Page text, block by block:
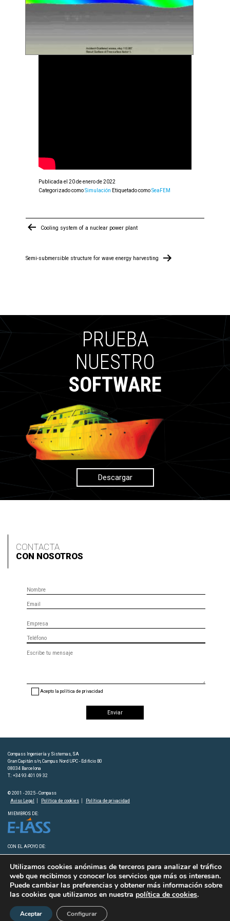
Publicada el 20 de enero de 2022
Categorizado comoSimulación Etiquetado comoSeaFEM
Navegación
Cooling system of a nuclear power plant
Semi-submersible structure for wave energy harvesting
PRUEBA
NUESTRO
SOFTWARE
Descargar
CONTACTA
CON NOSOTROS
(opcional)
Acepto la política de privacidad
Compass Ingeniería y Sistemas, SA
Gran Capitán s/n, Campus Nord UPC - Edificio B0
08034 Barcelona
T.: +34 93 401 09 32
© 2001 - 2025 - Compass
Aviso Legal
Política de cookies Política de privacidad
MIEMBROS DE:
CON EL APOYO DE:
Utilizamos cookies anónimas de terceros para analizar el tráfico
web que recibimos y conocer los servicios que más os interesan.
Puede cambiar las preferencias y obtener más información sobre
las cookies que utilizamos en nuestra política de cookies.
Aceptar Configurar